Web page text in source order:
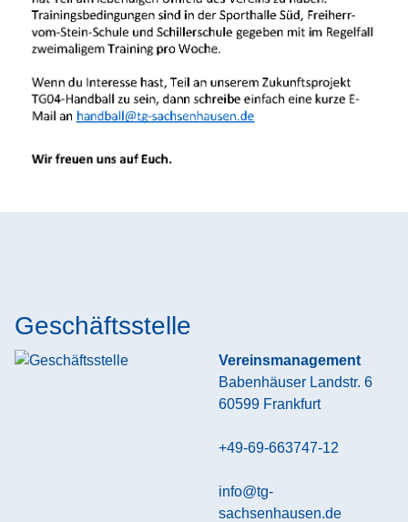
Geschäftsstelle
Vereinsmanagement
Babenhäuser Landstr. 6
60599 Frankfurt
+49-69-663747-12
info@tg-
sachsenhausen.de